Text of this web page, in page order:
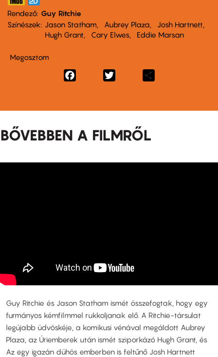
Rendező Guy Ritchie
Színészek
Jason Statham Aubrey Plaza
Josh Hartnett
Hugh Grant
Cary Elwes Eddie Marsan
Megosztom
Facebook
BŐVEBBEN A FILMRŐL
Guy Ritchie és Jason Statham ismét összefogtak, hogy egy
furmányos kémfilmmel rukkoljanak elő. A Ritchie-társulat
legújabb üdvöskéje, a komikusi vénával megáldott Aubrey
Plaza, az Úriemberek után ismét sziporkázó Hugh Grant, és
Az egy igazán dühös emberben is feltűnő Josh Hartnett